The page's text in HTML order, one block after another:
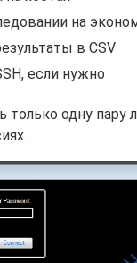
на
в CSV
если нужно
только одну пару